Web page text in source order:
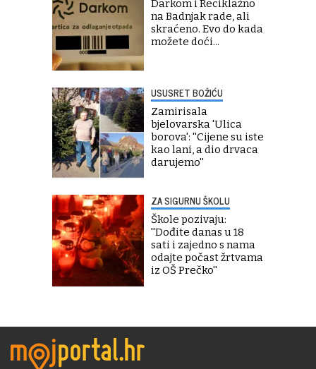
Darkom i Reciklažno
na Badnjak rade, ali
skraćeno. Evo do kada
možete doći...
USUSRET BOŽIĆU
Zamirisala
bjelovarska 'Ulica
borova': ''Cijene su iste
kao lani, a dio drvaca
darujemo''
ZA SIGURNU ŠKOLU
Škole pozivaju:
''Dođite danas u 18
sati i zajedno s nama
odajte počast žrtvama
iz OŠ Prečko''